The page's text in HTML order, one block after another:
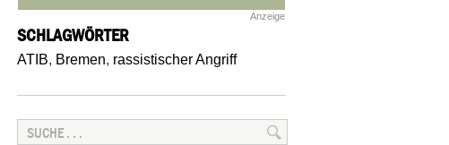
Anzeige
SCHLAGWÖRTER
ATIB, Bremen, rassistischer Angriff